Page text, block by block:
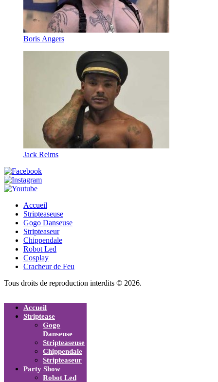
Boris Angers
Jack Reims
Accueil
Stripteaseuse
Gogo Danseuse
Stripteaseur
Chippendale
Robot Led
Cosplay
Cracheur de Feu
Tous droits de reproduction interdits © 2026.
Accueil
Striptease
Gogo
Danseuse
Stripteaseuse
Chippendale
Stripteaseur
Party Show
Robot Led